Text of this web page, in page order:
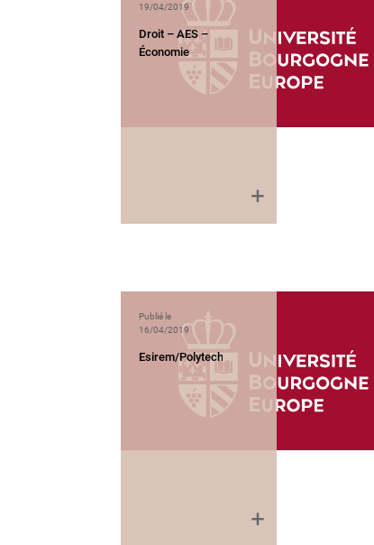
19/04/2019
Droit – AES –
Économie
Publié le
16/04/2019
Esirem/Polytech